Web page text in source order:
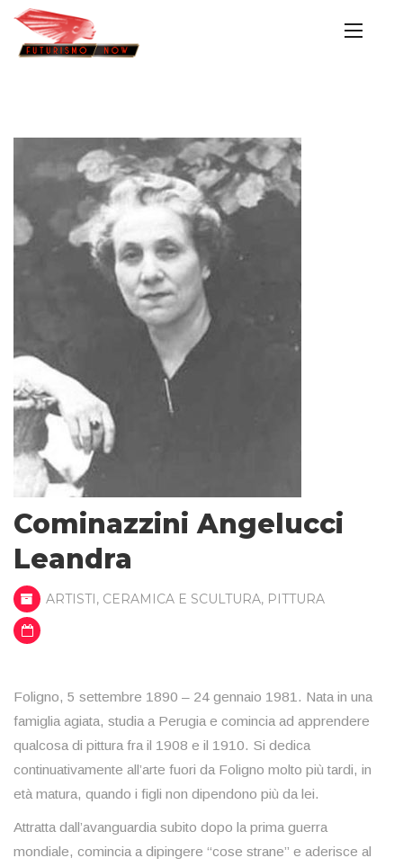
Cominazzini Angelucci
Leandra
ARTISTI, CERAMICA E SCULTURA, PITTURA
Foligno, 5 settembre 1890 – 24 gennaio 1981. Nata in una
famiglia agiata, studia a Perugia e comincia ad apprendere
qualcosa di pittura fra il 1908 e il 1910. Si dedica
continuativamente all’arte fuori da Foligno molto più tardi, in
età matura, quando i figli non dipendono più da lei.
Attratta dall’avanguardia subito dopo la prima guerra
mondiale, comincia a dipingere “cose strane” e aderisce al